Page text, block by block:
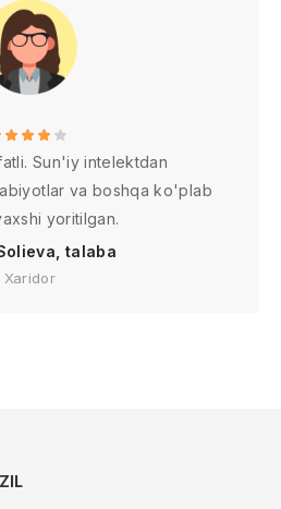
Sun'iy intelektdan
va boshqa ko'plab
yoritilgan.
talaba
Xaridor